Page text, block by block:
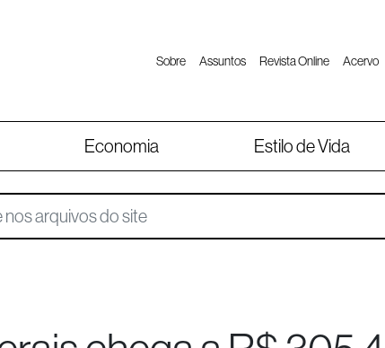
Sobre Assuntos Revista Online Acervo
Economia Estilo de Vida